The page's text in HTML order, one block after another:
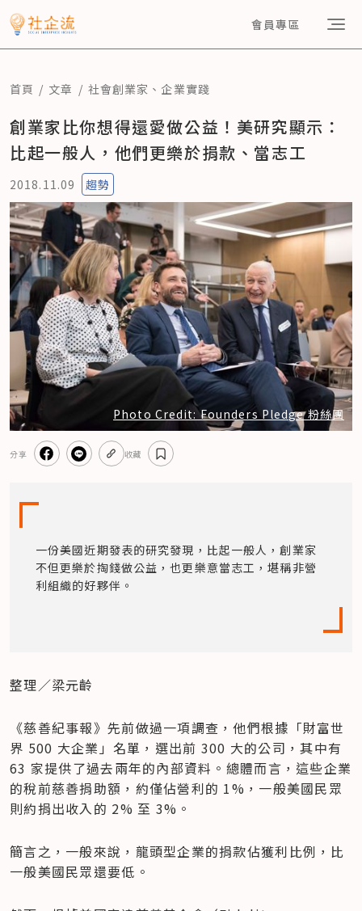
會員專區
首頁 文章 社會創業家 、 企業實踐
創業家比你想得還愛做公益！美研究顯示：
比起一般人，他們更樂於捐款、當志工
2018.11.09 趨勢
Photo Credit: Founders Pledge 粉絲團
分享 收藏
一份美國近期發表的研究發現，比起一般人，創業家
不但更樂於掏錢做公益，也更樂意當志工，堪稱非營
利組織的好夥伴。
整理／梁元齡
《慈善紀事報》先前做過一項調查，他們根據「財富世
界 500 大企業」名單，選出前 300 大的公司，其中有
63 家提供了過去兩年的內部資料。總體而言，這些企業
的稅前慈善捐助額，約僅佔營利的 1%，一般美國民眾
則約捐出收入的 2% 至 3%。
簡言之，一般來說，龍頭型企業的捐款佔獲利比例，比
一般美國民眾還要低。